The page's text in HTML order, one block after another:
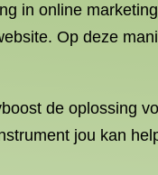
in online
Op deze
de oplossing
jou kan